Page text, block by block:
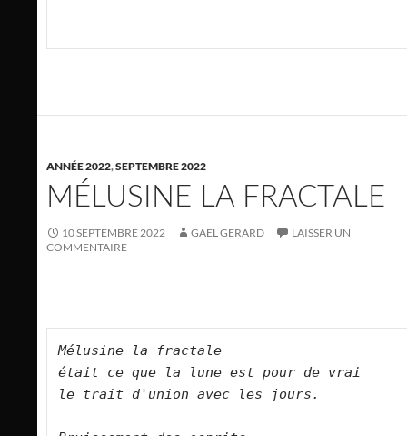
ANNÉE 2022,SEPTEMBRE 2022
MÉLUSINE LA FRACTALE
10 SEPTEMBRE 2022 GAEL GERARD
LAISSER UN
COMMENTAIRE
Mélusine la fractale
était ce que la lune est pour de vrai
le trait d'union avec les jours.